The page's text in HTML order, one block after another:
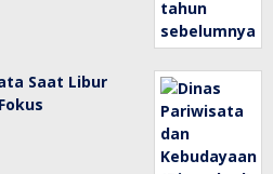
Saat Libur